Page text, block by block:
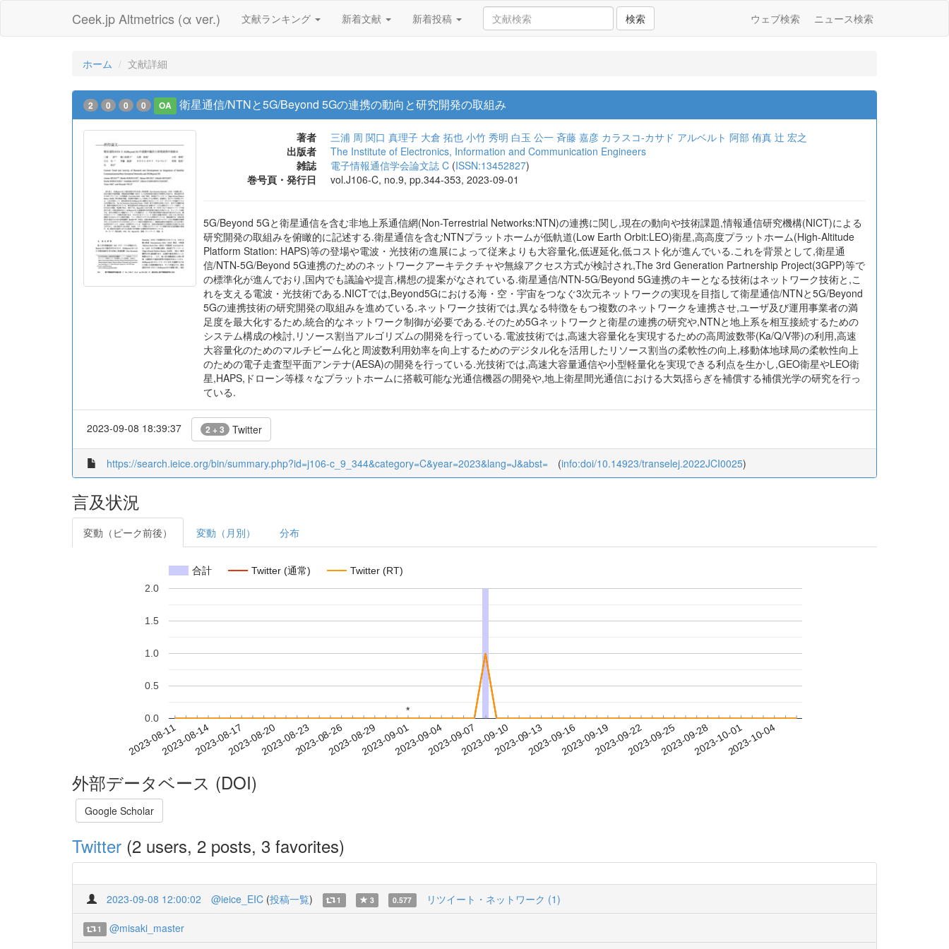
Ceek.jp Altmetrics (α ver.) 文献ランキング 新着文献 新着投稿 検索 ウェブ検索 ニュース検索
ホーム 文献詳細
2 0 0 0 OA 衛星通信/NTNと5G/Beyond 5Gの連携の動向と研究開発の取組み
著者 三浦 周 関口 真理子 大倉 拓也 小竹 秀明 白玉 公一 斉藤 嘉彦 カラスコ-カサド アルベルト 阿部 侑真 辻 宏之
出版者
The Institute of Electronics, Information and Communication Engineers
雑誌
電子情報通信学会論文誌 C (ISSN:13452827)
巻号頁・発行日
vol.J106-C, no.9, pp.344-353, 2023-09-01
5G/Beyond 5Gと衛星通信を含む非地上系通信網(Non-Terrestrial Networks:NTN)の連携に関し,現在の動向や技術課題,情報通信研究機構(NICT)による
研究開発の取組みを俯瞰的に記述する.衛星通信を含むNTNプラットホームが低軌道(Low Earth Orbit:LEO)衛星,高高度プラットホーム(High-Altitude
Platform Station: HAPS)等の登場や電波・光技術の進展によって従来よりも大容量化,低遅延化,低コスト化が進んでいる.これを背景として,衛星通
信/NTN-5G/Beyond 5G連携のためのネットワークアーキテクチャや無線アクセス方式が検討され,The 3rd Generation Partnership Project(3GPP)等で
の標準化が進んでおり,国内でも議論や提言,構想の提案がなされている.衛星通信/NTN-5G/Beyond 5G連携のキーとなる技術はネットワーク技術と,こ
れを支える電波・光技術である.NICTでは,Beyond5Gにおける海・空・宇宙をつなぐ3次元ネットワークの実現を目指して衛星通信/NTNと5G/Beyond
5Gの連携技術の研究開発の取組みを進めている.ネットワーク技術では,異なる特徴をもつ複数のネットワークを連携させ,ユーザ及び運用事業者の満
足度を最大化するため,統合的なネットワーク制御が必要である.そのため5Gネットワークと衛星の連携の研究や,NTNと地上系を相互接続するための
システム構成の検討,リソース割当アルゴリズムの開発を行っている.電波技術では,高速大容量化を実現するための高周波数帯(Ka/Q/V帯)の利用,高速
大容量化のためのマルチビーム化と周波数利用効率を向上するためのデジタル化を活用したリソース割当の柔軟性の向上,移動体地球局の柔軟性向上
のための電子走査型平面アンテナ(AESA)の開発を行っている.光技術では,高速大容量通信や小型軽量化を実現できる利点を生かし,GEO衛星やLEO衛
星,HAPS,ドローン等様々なプラットホームに搭載可能な光通信機器の開発や,地上衛星間光通信における大気揺らぎを補償する補償光学の研究を行っ
ている.
2023-09-08 18:39:37 2 + 3 Twitter
https://search.ieice.org/bin/summary.php?id=j106-c_9_344&category=C&year=2023&lang=J&abst= (info:doi/10.14923/transelej.2022JCI0025)
言及状況
変動（ピーク前後） 変動（月別） 分布
合計 Twitter (通常) Twitter (RT)
2023-08-112023-08-142023-08-172023-08-202023-08-232023-08-262023-08-292023-09-012023-09-042023-09-072023-09-102023-09-132023-09-162023-09-192023-09-222023-09-252023-09-282023-10-012023-10-04
0.0
0.5
1.0
1.5
2.0
*
*
外部データベース (DOI)
Google Scholar
Twitter (2 users, 2 posts, 3 favorites)
2023-09-08 12:00:02 @ieice_EIC (投稿一覧) 1 3 0.577 リツイート・ネットワーク (1)
1 @misaki_master